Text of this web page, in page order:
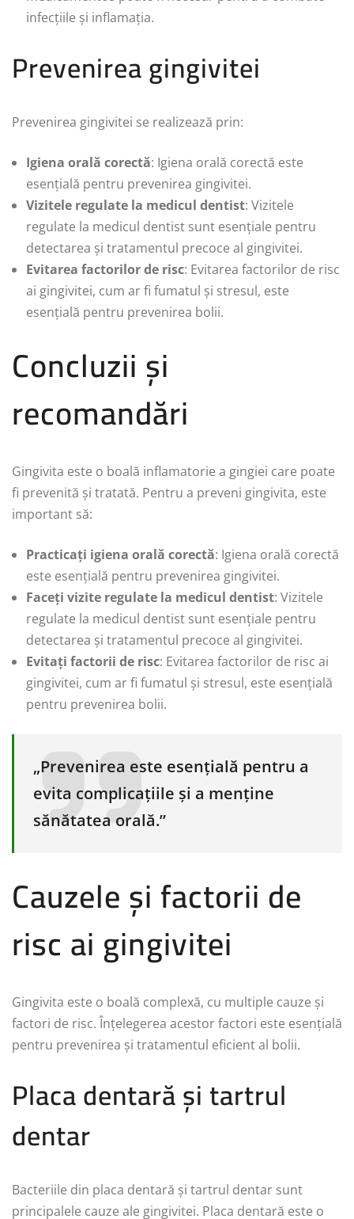
infecțiile și inflamația.
Prevenirea gingivitei
Prevenirea gingivitei se realizează prin:
Igiena orală corectă: Igiena orală corectă este
esențială pentru prevenirea gingivitei.
Vizitele regulate la medicul dentist: Vizitele
regulate la medicul dentist sunt esențiale pentru
detectarea și tratamentul precoce al gingivitei.
Evitarea factorilor de risc: Evitarea factorilor de risc
ai gingivitei, cum ar fi fumatul și stresul, este
esențială pentru prevenirea bolii.
Concluzii și
recomandări
Gingivita este o boală inflamatorie a gingiei care poate
fi prevenită și tratată. Pentru a preveni gingivita, este
important să:
Practicați igiena orală corectă: Igiena orală corectă
este esențială pentru prevenirea gingivitei.
Faceți vizite regulate la medicul dentist: Vizitele
regulate la medicul dentist sunt esențiale pentru
detectarea și tratamentul precoce al gingivitei.
Evitați factorii de risc: Evitarea factorilor de risc ai
gingivitei, cum ar fi fumatul și stresul, este esențială
pentru prevenirea bolii.
„Prevenirea este esențială pentru a
evita complicațiile și a menține
sănătatea orală.”
Cauzele și factorii de
risc ai gingivitei
Gingivita este o boală complexă, cu multiple cauze și
factori de risc. Înțelegerea acestor factori este esențială
pentru prevenirea și tratamentul eficient al bolii.
Placa dentară și tartrul
dentar
Bacteriile din placa dentară și tartrul dentar sunt
principalele cauze ale gingivitei. Placa dentară este o